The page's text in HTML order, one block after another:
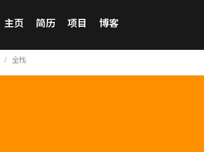
主页 简历 项目 博客
全栈